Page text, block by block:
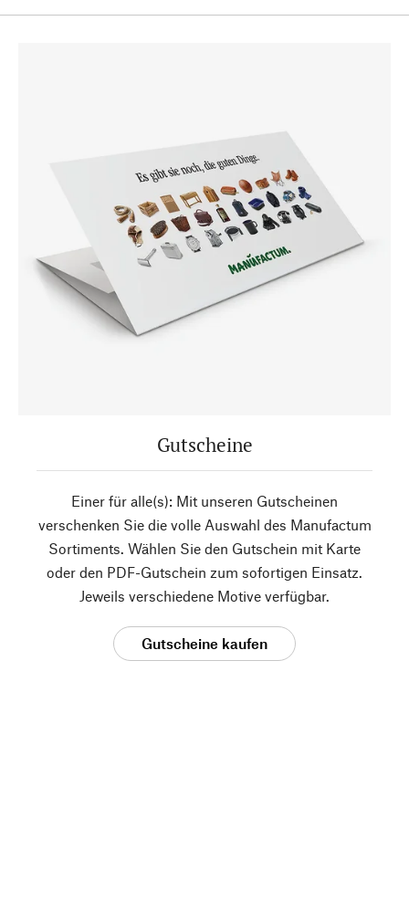
Gutscheine
Einer für alle(s): Mit unseren Gutscheinen
verschenken Sie die volle Auswahl des Manufactum
Sortiments. Wählen Sie den Gutschein mit Karte
oder den PDF-Gutschein zum sofortigen Einsatz.
Jeweils verschiedene Motive verfügbar.
Gutscheine kaufen